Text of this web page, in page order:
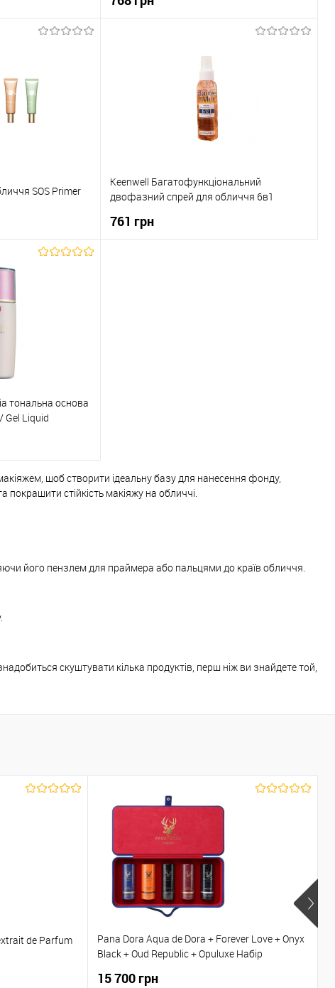
До порівняння
В наявності
SOS Primer
Keenwell Багатофункціональний
двофазний спрей для обличчя 6в1
мл
761 грн
тональна основа
Liquid
щоб створити ідеальну базу для нанесення фонду,
стійкість макіяжу на обличчі.
його пензлем для праймера або пальцями до країв обличчя.
скуштувати кілька продуктів, перш ніж ви знайдете той,
de Parfum
Pana Dora Aqua de Dora + Forever Love + Onyx
Black + Oud Republic + Opuluxe Набір
15 700 грн